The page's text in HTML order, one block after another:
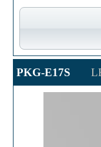
PKG-E17S